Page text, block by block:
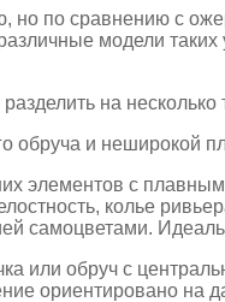
по сравнению с
модели таких
на несколько
обруча и
элементов с
колье
самоцветами.
или обруч с
ориентировано на